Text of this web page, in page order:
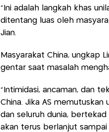
"Ini adalah langkah khas
ditentang luas oleh
Jian.
Masyarakat China, ungkap
gentar saat masalah
"Intimidasi, ancaman, dan
China. Jika AS memutuskan
dan seluruh dunia,
akan terus berlanjut sampai